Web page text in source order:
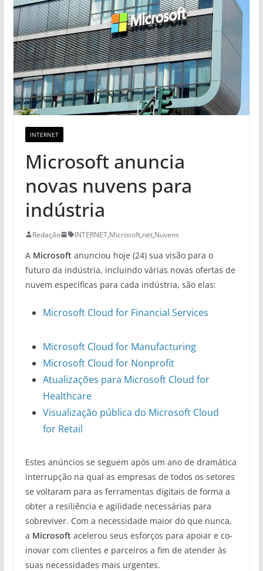
INTERNET
Microsoft anuncia
novas nuvens para
indústria
Redação INTERNET,Microsoft,net,Nuvens
A Microsoft anunciou hoje (24) sua visão para o
futuro da indústria, incluindo várias novas ofertas de
nuvem específicas para cada indústria, são elas:
Microsoft Cloud for Financial Services
Microsoft Cloud for Manufacturing
Microsoft Cloud for Nonprofit
Atualizações para Microsoft Cloud for
Healthcare
Visualização pública do Microsoft Cloud
for Retail
Estes anúncios se seguem após um ano de dramática
interrupção na qual as empresas de todos os setores
se voltaram para as ferramentas digitais de forma a
obter a resiliência e agilidade necessárias para
sobreviver. Com a necessidade maior do que nunca,
a Microsoft acelerou seus esforços para apoiar e co-
inovar com clientes e parceiros a fim de atender às
suas necessidades mais urgentes.